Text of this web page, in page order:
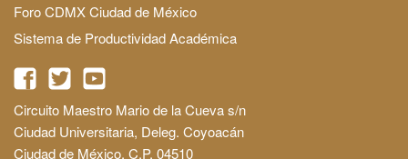
Foro CDMX Ciudad de México
Sistema de Productividad Académica
Circuito Maestro Mario de la Cueva s/n
Ciudad Universitaria, Deleg. Coyoacán
Ciudad de México, C.P. 04510